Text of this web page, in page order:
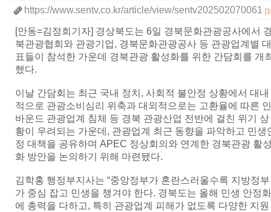
https://www.sentv.co.kr/article/view/sentv202502070061
[안동=김정희기자] 경상북도는 6일 경북문화관광공사에서
북관광협회와 관광기업, 경북문화관광공사 등 관광업계별 대
표들이 참석한 가운데 경북관광 활성화를 위한 간담회를 개
했다.
이날 간담회는 최근 국내 정치, 사회적 불안정 상황에서 대내
적으로 관광소비심리 위축과 대외적으로는 고환율에 따른 인
바운드 관광업계 침체 등 경북 관광산업 전반에 걸친 위기 상
황이 우려되는 가운데, 관광업계 최근 동향을 파악하고 민생
정 대책을 공유하며 APEC 정상회의와 연계한 경북관광 활
화 방안을 논의하기 위해 마련됐다.
김학홍 행정부지사는 “중앙정부가 혼란스러울수록 지방정부
가 중심 잡고 민생을 챙겨야 한다. 경북도는 올해 민생 안정화
에 총력을 다하고, 특히 관광업계 피해가 없도록 다양한 지원